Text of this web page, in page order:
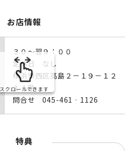
お店情報
３０～翌９：００
定休日 なし
横浜市西区高島２－１９－１２ ス
１４階
問合せ 045-461‐1126
スクロールできます
特典